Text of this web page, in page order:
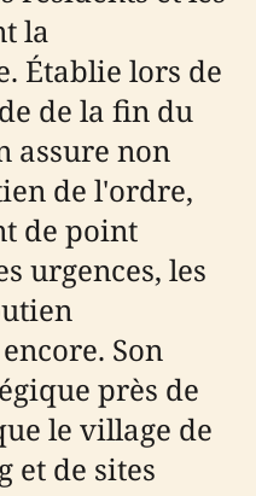
la
Établie lors de
de la fin du
assure non
de l'ordre,
de point
urgences, les
Son
près de
le village de
et de sites